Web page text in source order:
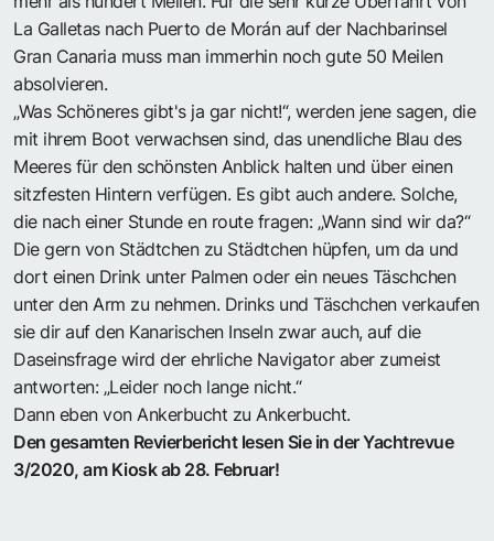
La Galletas nach Puerto de Morán auf der Nachbarinsel
Gran Canaria muss man immerhin noch gute 50 Meilen
absolvieren.
„Was Schöneres gibt's ja gar nicht!“, werden jene sagen, die
mit ihrem Boot verwachsen sind, das unendliche Blau des
Meeres für den schönsten Anblick halten und über einen
sitzfesten Hintern verfügen. Es gibt auch andere. Solche,
die nach einer Stunde en route fragen: „Wann sind wir da?“
Die gern von Städtchen zu Städtchen hüpfen, um da und
dort einen Drink unter Palmen oder ein neues Täschchen
unter den Arm zu nehmen. Drinks und Täschchen verkaufen
sie dir auf den Kanarischen Inseln zwar auch, auf die
Daseinsfrage wird der ehrliche Navigator aber zumeist
antworten: „Leider noch lange nicht.“
Dann eben von Ankerbucht zu Ankerbucht.
Den gesamten Revierbericht lesen Sie in der Yachtrevue
3/2020, am Kiosk ab 28. Februar!